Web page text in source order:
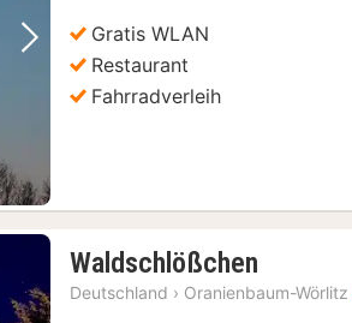
Nächstes Bild
Gratis WLAN
Restaurant
Fahrradverleih
Waldschlößchen
Nacht
Deutschland › Oranienbaum-Wörlitz